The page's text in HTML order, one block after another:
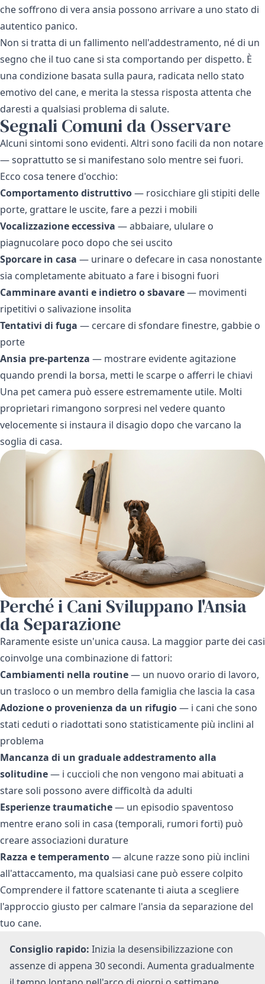
che soffrono di vera ansia possono arrivare a uno stato di
autentico panico.
Non si tratta di un fallimento nell'addestramento, né di un
segno che il tuo cane si sta comportando per dispetto. È
una condizione basata sulla paura, radicata nello stato
emotivo del cane, e merita la stessa risposta attenta che
daresti a qualsiasi problema di salute.
Segnali Comuni da Osservare
Alcuni sintomi sono evidenti. Altri sono facili da non notare
— soprattutto se si manifestano solo mentre sei fuori.
Ecco cosa tenere d'occhio:
Comportamento distruttivo— rosicchiare gli stipiti delle
porte, grattare le uscite, fare a pezzi i mobili
Vocalizzazione eccessiva — abbaiare, ululare o
piagnucolare poco dopo che sei uscito
Sporcare in casa — urinare o defecare in casa nonostante
sia completamente abituato a fare i bisogni fuori
Camminare avanti e indietro o sbavare— movimenti
ripetitivi o salivazione insolita
Tentativi di fuga — cercare di sfondare finestre, gabbie o
porte
Ansia pre-partenza — mostrare evidente agitazione
quando prendi la borsa, metti le scarpe o afferri le chiavi
Una pet camera può essere estremamente utile. Molti
proprietari rimangono sorpresi nel vedere quanto
velocemente si instaura il disagio dopo che varcano la
soglia di casa.
Perché i Cani Sviluppano l'Ansia
da Separazione
Raramente esiste un'unica causa. La maggior parte dei casi
coinvolge una combinazione di fattori:
Cambiamenti nella routine— un nuovo orario di lavoro,
un trasloco o un membro della famiglia che lascia la casa
Adozione o provenienza da un rifugio— i cani che sono
stati ceduti o riadottati sono statisticamente più inclini al
problema
Mancanza di un graduale addestramento alla
solitudine— i cuccioli che non vengono mai abituati a
stare soli possono avere difficoltà da adulti
Esperienze traumatiche— un episodio spaventoso
mentre erano soli in casa (temporali, rumori forti) può
creare associazioni durature
Razza e temperamento— alcune razze sono più inclini
all'attaccamento, ma qualsiasi cane può essere colpito
Comprendere il fattore scatenante ti aiuta a scegliere
l'approccio giusto per calmare l'ansia da separazione del
tuo cane.
Consiglio rapido: Inizia la desensibilizzazione con
assenze di appena 30 secondi. Aumenta gradualmente